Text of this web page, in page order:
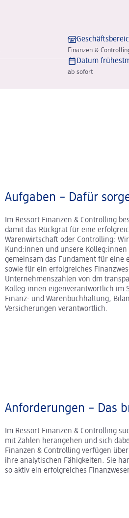
Finanzen &
Datum
ab sofort
Aufgaben – Dafür
Im Ressort Finanzen & Controlling
damit das Rückgrat für eine
Warenwirtschaft oder Controlling:
Kund:innen und unsere
gemeinsam das Fundament für
sowie für ein erfolgreiches
Unternehmenszahlen von dm
Kolleg:innen eigenverantwortlich im
Finanz- und Warenbuchhaltung,
Versicherungen verantwortlich.
Anforderungen – Das
Im Ressort Finanzen & Controlling
mit Zahlen herangehen und sich
Finanzen & Controlling verfügen
ihre analytischen Fähigkeiten. Sie
so aktiv ein erfolgreiches